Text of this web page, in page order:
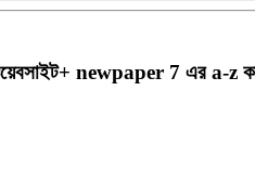
newpaper 7 এর a-z